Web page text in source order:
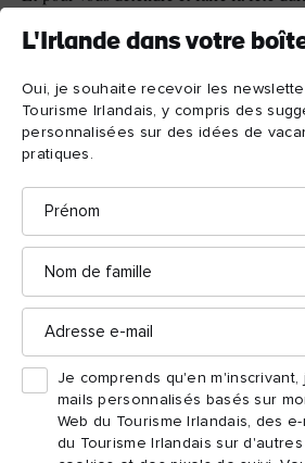
L'Irlande dans votre
Oui, je souhaite recevoir les
Tourisme Irlandais, y compris des
personnalisées sur des idées de
pratiques.
Prénom
Nom
Adresse
Je comprends qu'en
mails personnalisés basés sur
Web du Tourisme Irlandais, des
du Tourisme Irlandais sur
faut.
Le clubMother
est « the place to
précédent la Saint-Patrick. Une grande
trois salles animées par des DJ's du
Delgado, DJ GLAMO ou DJ Jamie G.
Vous ne manquerez pas de vous rendre au
vivre pleinement la culture LGBTQ+
n'appartient à nul autre que la Reine
drag queen Panti Bliss. Une nuit
plaisir vous attend dans ce lieu culte de
Dublin.